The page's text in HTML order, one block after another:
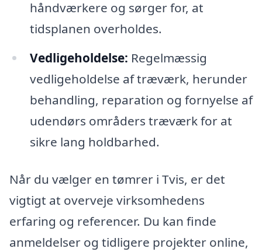
håndværkere og sørger for, at
tidsplanen overholdes.
Vedligeholdelse: Regelmæssig
vedligeholdelse af træværk, herunder
behandling, reparation og fornyelse af
udendørs områders træværk for at
sikre lang holdbarhed.
Når du vælger en tømrer i Tvis, er det
vigtigt at overveje virksomhedens
erfaring og referencer. Du kan finde
anmeldelser og tidligere projekter online,